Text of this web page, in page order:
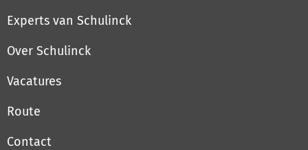
Experts van Schulinck
Over Schulinck
Vacatures
Route
Contact